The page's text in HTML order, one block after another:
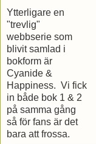
Ytterligare en
"trevlig"
webbserie som
blivit samlad i
bokform är
Cyanide &
Happiness. Vi fick
in både bok 1 & 2
på samma gång
så för fans är det
bara att frossa.